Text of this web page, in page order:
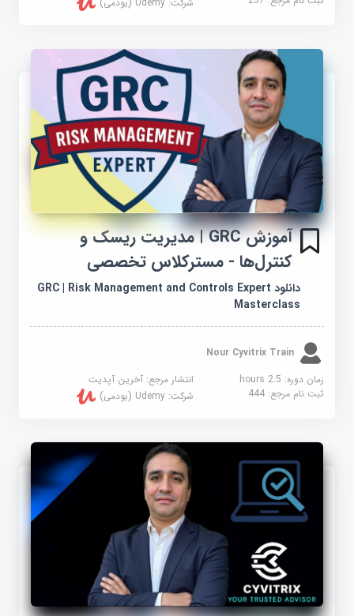
شرکت:Udemy (یودمی)
آموزش GRC | مدیریت ریسک و
کنترل‌ها - مسترکلاس تخصصی
دانلود GRC | Risk Management and Controls Expert
Masterclass
Nour Cyvitrix Train
زمان دوره: 2.5 hours
انتشار مرجع:آخرین آپدیت
ثبت نام مرجع:444 شرکت:Udemy (یودمی)